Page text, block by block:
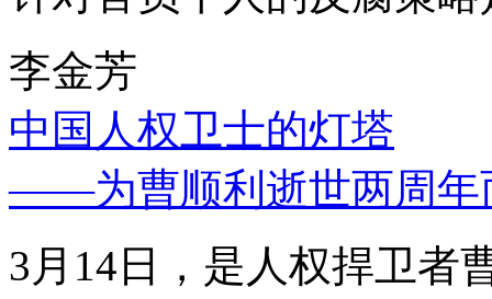
李金芳
中国人权卫士的灯塔
——为曹顺利逝世两周年
3月14日，是人权捍卫者